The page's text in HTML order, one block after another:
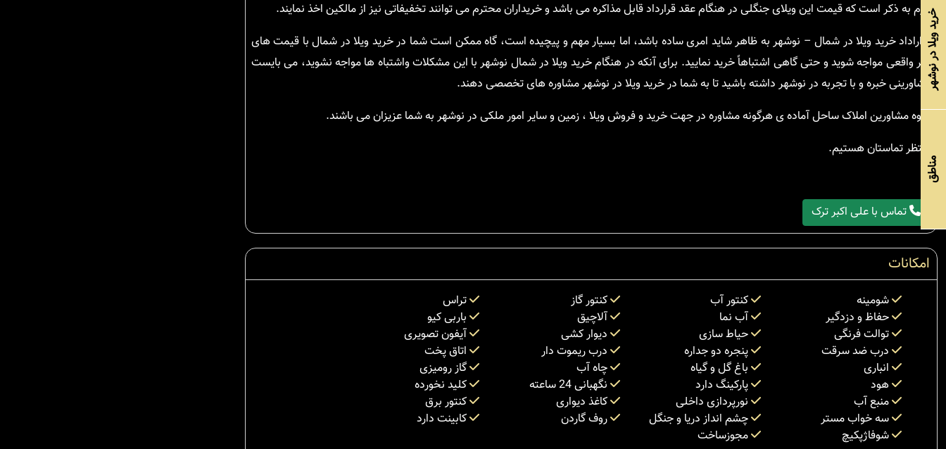
لازم به ذکر است که قیمت این ویلای جنگلی در هنگام عقد قرارداد قابل مذاکره می باشد و خریداران محترم می توانند تخفیفاتی نیز از مالکین اخذ نمایند.
قراراداد خرید ویلا در شمال – نوشهر به ظاهر شاید امری ساده باشد، اما بسیار مهم و پیچیده است، گاه ممکن است شما در خرید ویلا در شمال با قیمت های
غیر واقعی مواجه شوید و حتی گاهی اشتباهاً خرید نمایید. برای آنکه در هنگام خرید ویلا در شمال نوشهر با این مشکلات واشتباه ها مواجه نشوید، می بایست
مشاورینی خبره و با تجربه در نوشهر داشته باشید تا به شما در خرید ویلا در نوشهر مشاوره های تخصصی دهند.
گروه مشاورین املاک ساحل آماده ی هرگونه مشاوره در جهت خرید و فروش ویلا ، زمین و سایر امور ملکی در نوشهر به شما عزیزان می باشند.
منتظر تماستان هستیم.
تماس با علی اکبر ترک
امکانات
شومینه کنتور آب کنتور گاز
تراس
حفاظ و دزدگیر
آب نما آلاچیق
باربی کیو
توالت فرنگی
حیاط سازی دیوار کشی
آیفون تصویری
درب ضد سرقت
پنجره دو جداره درب ریموت دار
اتاق پخت
انباری
باغ گل و گیاه چاه آب
گاز رومیزی
هود
پارکینگ دارد نگهبانی 24 ساعته
کلید نخورده
منبع آب
نورپردازی داخلی کاغذ دیواری
کنتور برق
سه خواب مستر
چشم انداز دریا و جنگل روف گاردن
کابینت دارد
شوفاژپکیچ
مجوزساخت
خرید ویلا در نوشهر
مناطق